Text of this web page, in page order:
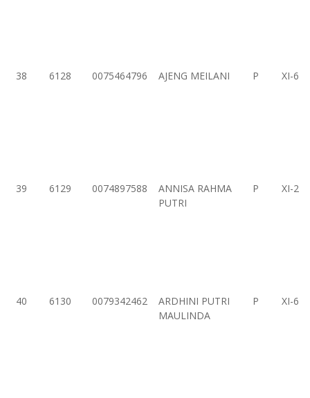
38 6128 0075464796 AJENG MEILANI P XI-6
39 6129 0074897588
ANNISA RAHMA
PUTRI
P XI-2
40 6130 0079342462
ARDHINI PUTRI
MAULINDA
P XI-6